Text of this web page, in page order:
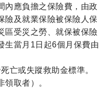
內應負擔之保險費，由政
險及就業保險被保險人保
區受災之勞、就保被保險
生當月1日起6個月保費由
亡或失蹤救助金標準。
領取者）。